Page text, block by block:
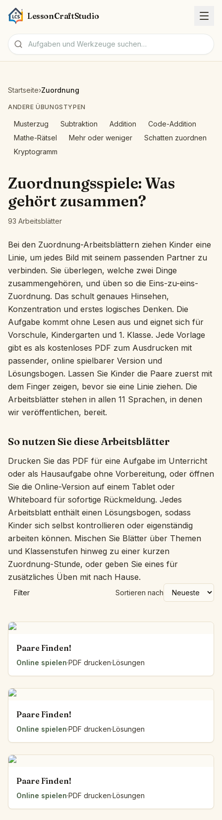
LessonCraftStudio
Aufgaben
Werkzeuge
Sprachen
Arbeitsblatt-Generatoren
Sprache: Deutsch
Anmelden
Registrieren
Startseite›Zuordnung
ANDERE ÜBUNGSTYPEN
Musterzug Subtraktion Addition
Code-Addition
Mathe-Rätsel
Mehr oder weniger
Schatten zuordnen
Kryptogramm
Zuordnungsspiele: Was
gehört zusammen?
93 Arbeitsblätter
Bei den Zuordnung-Arbeitsblättern ziehen Kinder eine
Linie, um jedes Bild mit seinem passenden Partner zu
verbinden. Sie überlegen, welche zwei Dinge
zusammengehören, und üben so die Eins-zu-eins-
Zuordnung. Das schult genaues Hinsehen,
Konzentration und erstes logisches Denken. Die
Aufgabe kommt ohne Lesen aus und eignet sich für
Vorschule, Kindergarten und 1. Klasse. Jede Vorlage
gibt es als kostenloses PDF zum Ausdrucken mit
passender, online spielbarer Version und
Lösungsbogen. Lassen Sie Kinder die Paare zuerst mit
dem Finger zeigen, bevor sie eine Linie ziehen. Die
Arbeitsblätter stehen in allen 11 Sprachen, in denen
wir veröffentlichen, bereit.
So nutzen Sie diese Arbeitsblätter
Drucken Sie das PDF für eine Aufgabe im Unterricht
oder als Hausaufgabe ohne Vorbereitung, oder öffnen
Sie die Online-Version auf einem Tablet oder
Whiteboard für sofortige Rückmeldung. Jedes
Arbeitsblatt enthält einen Lösungsbogen, sodass
Kinder sich selbst kontrollieren oder eigenständig
arbeiten können. Mischen Sie Blätter über Themen
und Klassenstufen hinweg zu einer kurzen
Zuordnung-Stunde, oder geben Sie eines für
zusätzliches Üben mit nach Hause.
Filter Sortieren nach
Paare Finden!
Online spielen·PDF drucken·Lösungen
Paare Finden!
Online spielen·PDF drucken·Lösungen
Paare Finden!
Online spielen·PDF drucken·Lösungen